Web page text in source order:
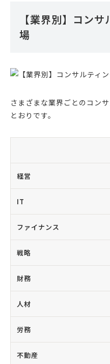
【業界別】コン
場
さまざまな業界ごとのコン
とおりです。
経営
IT
ファイナンス
戦略
財務
人材
労務
不動産